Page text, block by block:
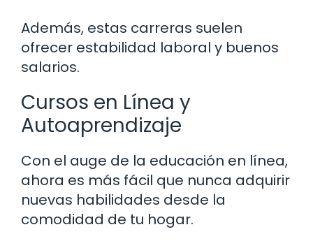
Además, estas carreras suelen
ofrecer estabilidad laboral y buenos
salarios.
Cursos en Línea y
Autoaprendizaje
Con el auge de la educación en línea,
ahora es más fácil que nunca adquirir
nuevas habilidades desde la
comodidad de tu hogar.